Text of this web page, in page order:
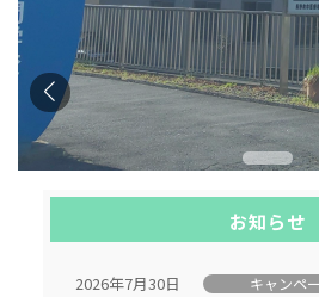
お知らせ
2026年7月30日 キャンペ